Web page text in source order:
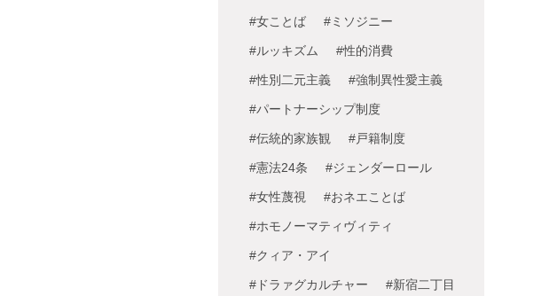
#女ことば #ミソジニー
#ルッキズム #性的消費
#性別二元主義 #強制異性愛主義
#パートナーシップ制度
#伝統的家族観 #戸籍制度
#憲法24条 #ジェンダーロール
#女性蔑視 #おネエことば
#ホモノーマティヴィティ
#クィア・アイ
#ドラァグカルチャー #新宿二丁目